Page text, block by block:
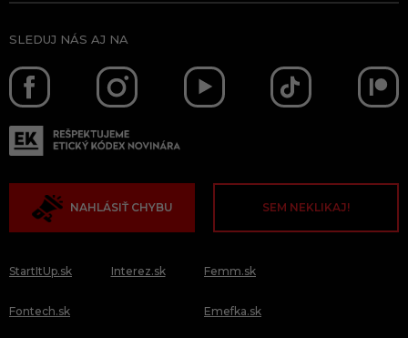
SLEDUJ NÁS AJ NA
NAHLÁSIŤ CHYBU SEM NEKLIKAJ!
StartItUp.sk
Fontech.sk
Interez.sk Femm.sk
Emefka.sk